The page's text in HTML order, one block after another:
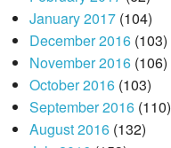
January 2017(104)
December 2016(103)
November 2016(106)
October 2016(103)
September 2016(110)
August 2016(132)